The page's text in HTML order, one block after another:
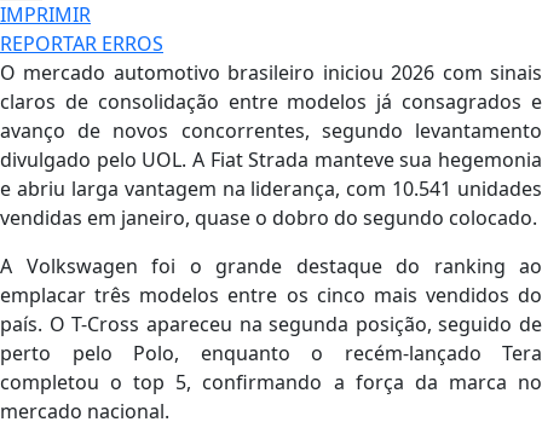
IMPRIMIR
REPORTAR ERROS
O mercado automotivo brasileiro iniciou 2026 com sinais
claros de consolidação entre modelos já consagrados e
avanço de novos concorrentes, segundo levantamento
divulgado pelo UOL. A Fiat Strada manteve sua hegemonia
e abriu larga vantagem na liderança, com 10.541 unidades
vendidas em janeiro, quase o dobro do segundo colocado.
A Volkswagen foi o grande destaque do ranking ao
emplacar três modelos entre os cinco mais vendidos do
país. O T-Cross apareceu na segunda posição, seguido de
perto pelo Polo, enquanto o recém-lançado Tera
completou o top 5, confirmando a força da marca no
mercado nacional.